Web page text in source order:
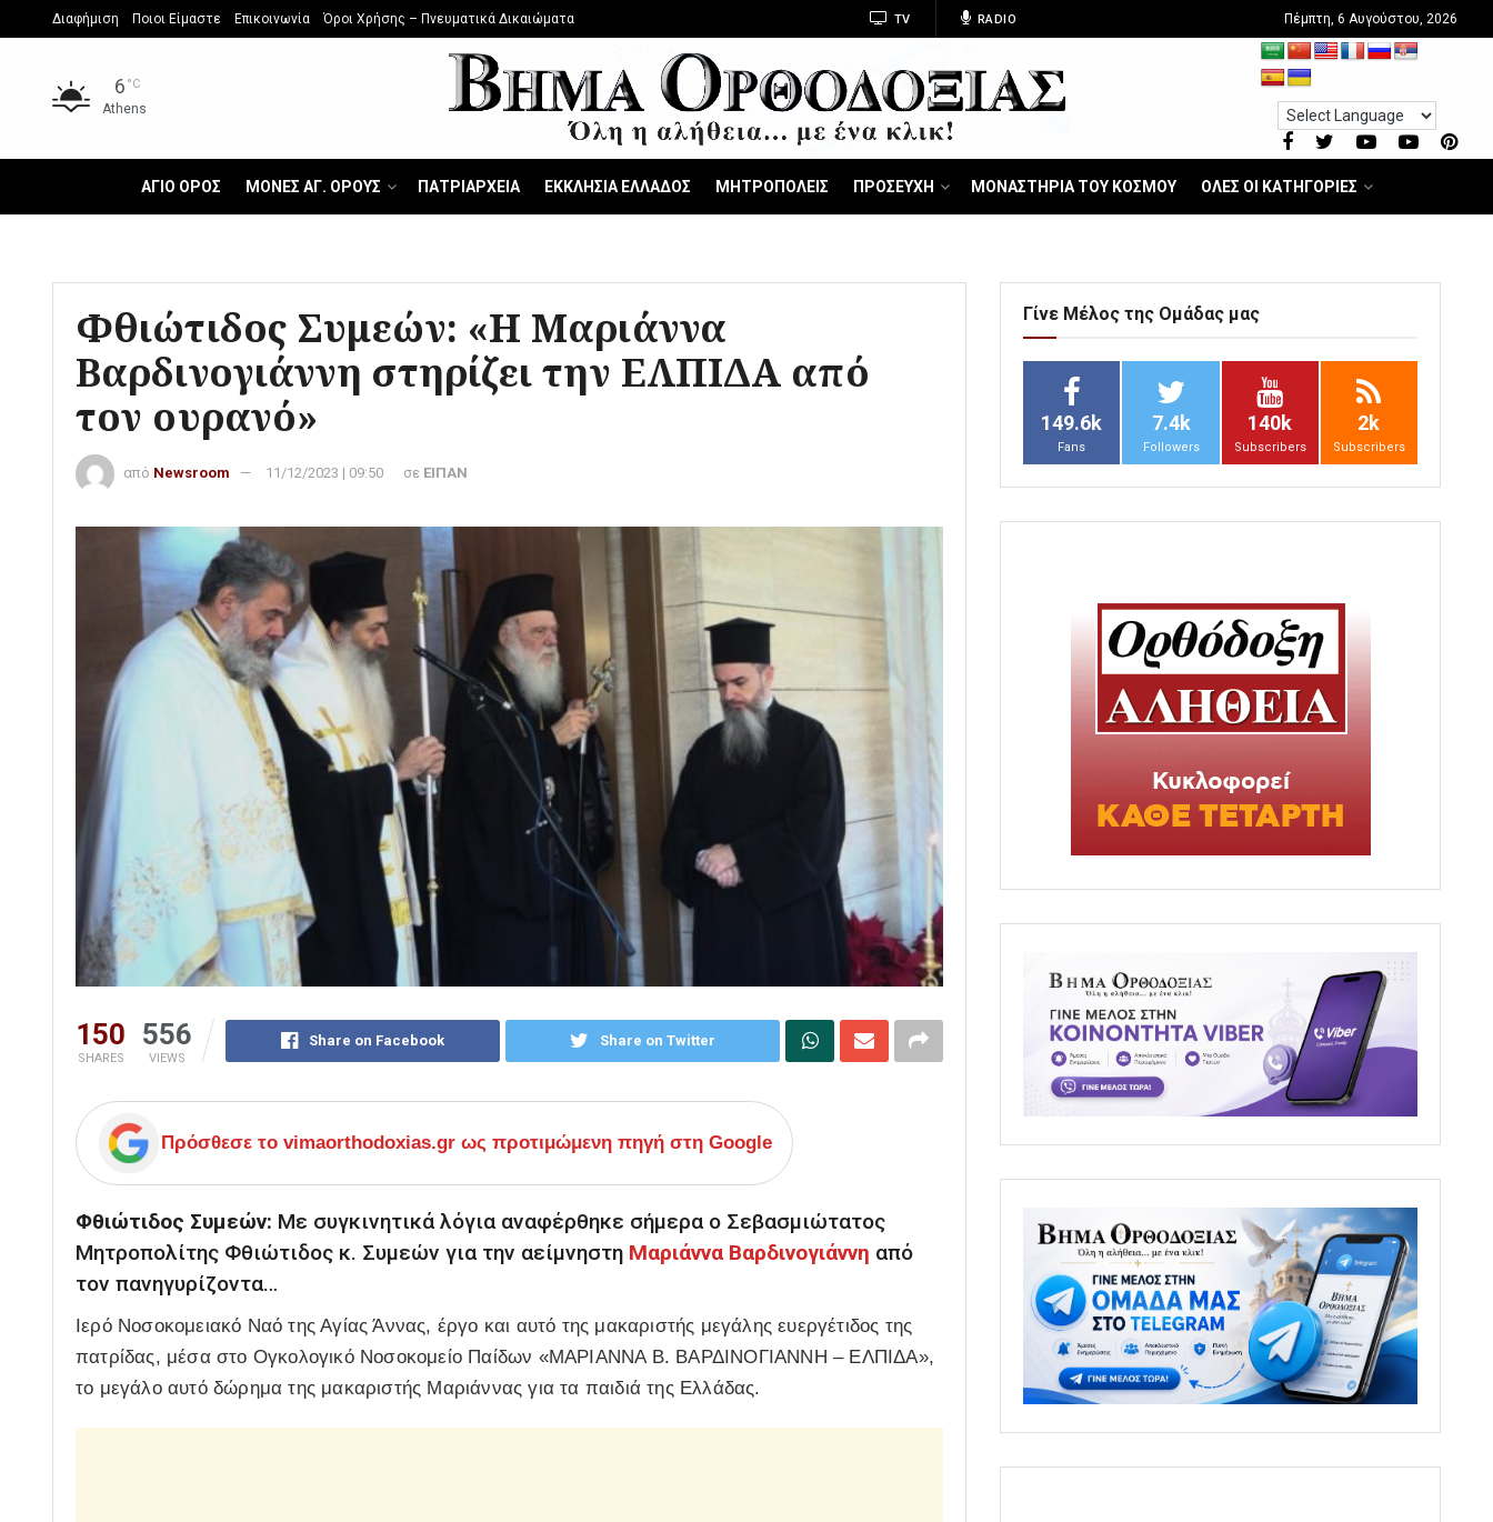
Διαφήμιση Ποιοι Είμαστε Επικοινωνία Όροι Χρήσης – Πνευματικά Δικαιώματα TV RADIO Πέμπτη, 6 Αυγούστου, 2026
6 °C
Athens
ΑΓΙΟ ΟΡΟΣ ΜΟΝΕΣ ΑΓ. ΟΡΟΥΣ ΠΑΤΡΙΑΡΧΕΙΑ ΕΚΚΛΗΣΙΑ ΕΛΛΑΔΟΣ ΜΗΤΡΟΠΟΛΕΙΣ ΠΡΟΣΕΥΧΗ ΜΟΝΑΣΤΗΡΙΑ ΤΟΥ ΚΟΣΜΟΥ ΟΛΕΣ ΟΙ ΚΑΤΗΓΟΡΙΕΣ
Φθιώτιδος Συμεών: «Η Μαριάννα
Βαρδινογιάννη στηρίζει την ΕΛΠΙΔΑ από
τον ουρανό»
από Newsroom 11/12/2023 | 09:50 σε ΕΙΠΑΝ
150
SHARES
556
VIEWS
Share on Facebook Share on Twitter
Πρόσθεσε το vimaorthodoxias.gr ως προτιμώμενη πηγή στη Google
Φθιώτιδος Συμεών: Με συγκινητικά λόγια αναφέρθηκε σήμερα ο Σεβασμιώτατος
Μητροπολίτης Φθιώτιδος κ. Συμεών για την αείμνηστη Μαριάννα Βαρδινογιάννη από
τον πανηγυρίζοντα…
Ιερό Νοσοκομειακό Ναό της Αγίας Άννας, έργο και αυτό της μακαριστής μεγάλης ευεργέτιδος της
πατρίδας, μέσα στο Ογκολογικό Νοσοκομείο Παίδων «ΜΑΡΙΑΝΝΑ Β. ΒΑΡΔΙΝΟΓΙΑΝΝΗ – ΕΛΠΙΔΑ»,
το μεγάλο αυτό δώρημα της μακαριστής Μαριάννας για τα παιδιά της Ελλάδας.
Γίνε Μέλος της Ομάδας μας
149.6k
Fans
7.4k
Followers
140k
Subscribers
2k
Subscribers